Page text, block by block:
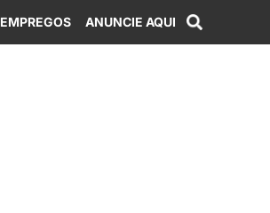
EMPREGOS ANUNCIE AQUI